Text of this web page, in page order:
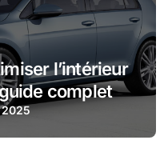
l’intérieur
complet
2025